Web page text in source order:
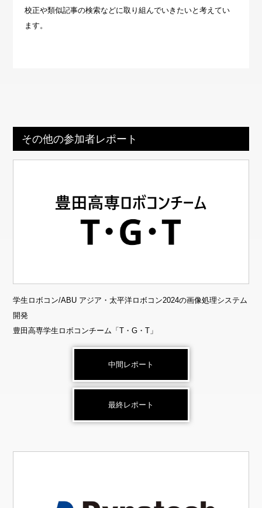
校正や類似記事の検索などに取り組んでいきたいと考えてい
ます。
その他の参加者レポート
学生ロボコン/ABU アジア・太平洋ロボコン2024の画像処理システム
開発
豊田高専学生ロボコンチーム「T・G・T」
中間レポート
最終レポート